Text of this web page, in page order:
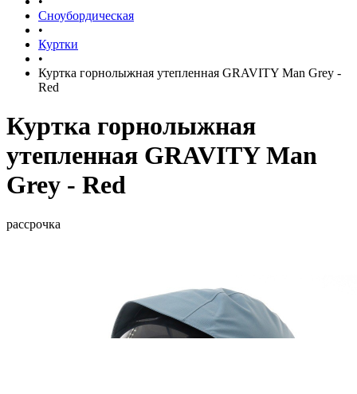
Сноубордическая
•
Куртки
•
Куртка горнолыжная утепленная GRAVITY Man Grey -
Red
Куртка горнолыжная
утепленная GRAVITY Man
Grey - Red
рассрочка